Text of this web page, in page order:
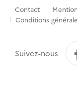
Menu
pied
Contact
Conditions
Suivez-nous